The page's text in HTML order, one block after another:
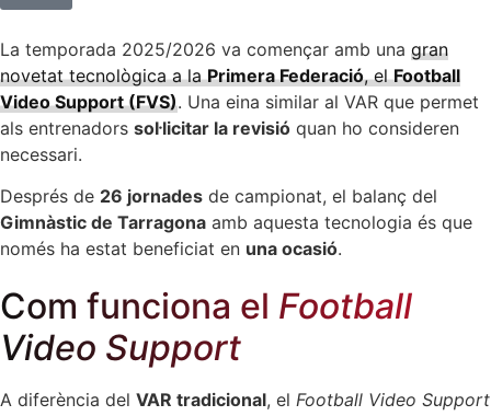
La temporada 2025/2026 va començar amb una gran
novetat tecnològica a laPrimera Federació, elFootball
Video Support (FVS). Una eina similar al VAR que permet
als entrenadors sol·licitar la revisió quan ho consideren
necessari.
Després de 26 jornades de campionat, el balanç del
Gimnàstic de Tarragona amb aquesta tecnologia és que
només ha estat beneficiat en una ocasió.
Com funciona el Football
Video Support
A diferència del VAR tradicional, el Football Video Support